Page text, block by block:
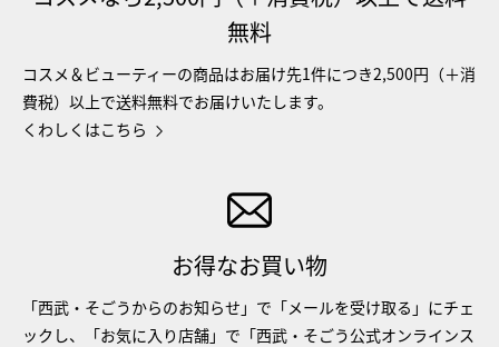
無料
コスメ＆ビューティーの商品はお届け先1件につき2,500円（＋消
費税）以上で送料無料でお届けいたします。
くわしくはこちら
お得なお買い物
「西武・そごうからのお知らせ」で「メールを受け取る」にチェ
ックし、「お気に入り店舗」で「西武・そごう公式オンラインス